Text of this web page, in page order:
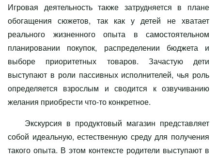
Игровая деятельность также затрудняется в плане
обогащения сюжетов, так как у детей не хватает
реального жизненного опыта в самостоятельном
планировании покупок, распределении бюджета и
выборе приоритетных товаров. Зачастую дети
выступают в роли пассивных исполнителей, чья роль
определяется взрослым и сводится к озвучиванию
желания приобрести что-то конкретное.
Экскурсия в продуктовый магазин представляет
собой идеальную, естественную среду для получения
такого опыта. В этом контексте родители выступают в